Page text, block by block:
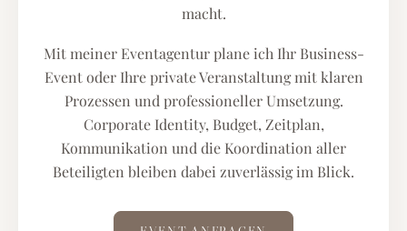
macht.
Mit meiner Eventagentur plane ich Ihr Business-
Event oder Ihre private Veranstaltung mit klaren
Prozessen und professioneller Umsetzung.
Corporate Identity, Budget, Zeitplan,
Kommunikation und die Koordination aller
Beteiligten bleiben dabei zuverlässig im Blick.